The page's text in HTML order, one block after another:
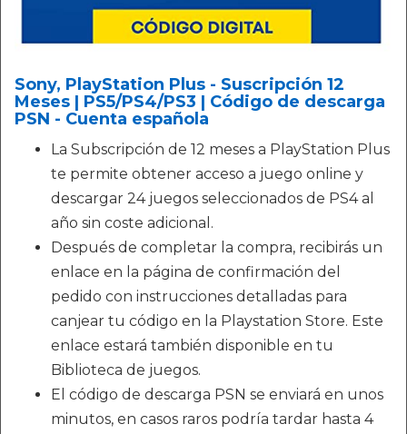
Sony, PlayStation Plus - Suscripción 12
Meses | PS5/PS4/PS3 | Código de descarga
PSN - Cuenta española
La Subscripción de 12 meses a PlayStation Plus
te permite obtener acceso a juego online y
descargar 24 juegos seleccionados de PS4 al
año sin coste adicional.
Después de completar la compra, recibirás un
enlace en la página de confirmación del
pedido con instrucciones detalladas para
canjear tu código en la Playstation Store. Este
enlace estará también disponible en tu
Biblioteca de juegos.
El código de descarga PSN se enviará en unos
minutos, en casos raros podría tardar hasta 4